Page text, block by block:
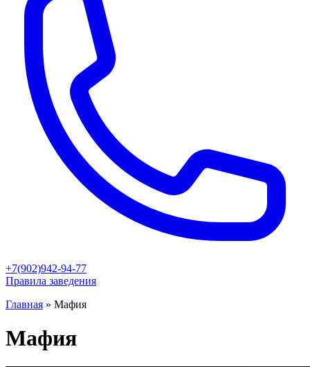
+7(902)942-94-77
Правила заведения
Главная » Мафия
Мафия